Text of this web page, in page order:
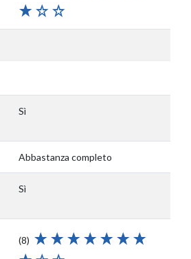
Sì
Abbastanza completo
Sì
(8)